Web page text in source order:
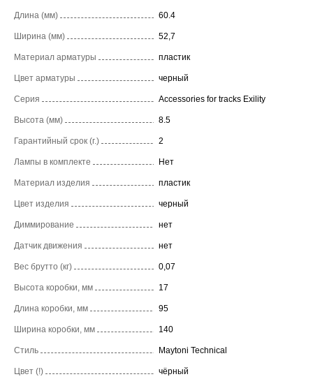
Длина (мм) 60.4
Ширина (мм) 52,7
Материал арматуры пластик
Цвет арматуры черный
Серия Accessories for tracks Exility
Высота (мм) 8.5
Гарантийный срок (г.) 2
Лампы в комплекте Нет
Материал изделия пластик
Цвет изделия черный
Диммирование нет
Датчик движения нет
Вес брутто (кг) 0,07
Высота коробки, мм 17
Длина коробки, мм 95
Ширина коробки, мм 140
Стиль Maytoni Technical
Цвет (!) чёрный